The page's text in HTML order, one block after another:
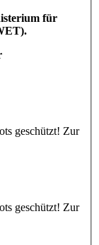
für
geschützt! Zur
geschützt! Zur